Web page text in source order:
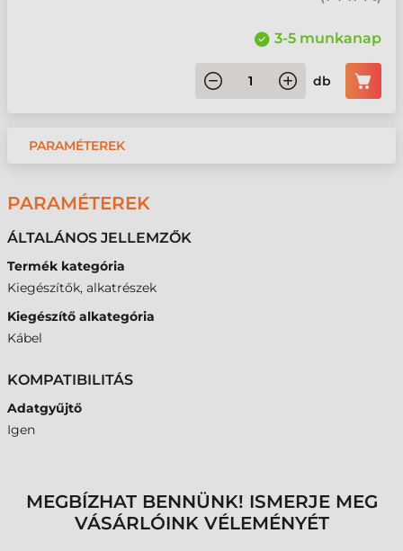
3-5 munkanap
db
PARAMÉTEREK
PARAMÉTEREK
ÁLTALÁNOS JELLEMZŐK
Termék kategória
Kiegészítők, alkatrészek
Kiegészítő alkategória
Kábel
KOMPATIBILITÁS
Adatgyűjtő
Igen
MEGBÍZHAT BENNÜNK! ISMERJE MEG
VÁSÁRLÓINK VÉLEMÉNYÉT